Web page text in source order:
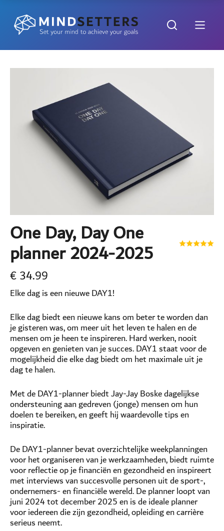
One Day, Day One
planner 2024-2025
€34.99
Elke dag is een nieuwe DAY1!
Elke dag biedt een nieuwe kans om beter te worden dan
je gisteren was, om meer uit het leven te halen en de
mensen om je heen te inspireren. Hard werken, nooit
opgeven en genieten van je succes. DAY1 staat voor de
mogelijkheid die elke dag biedt om het maximale uit je
dag te halen.
Met de DAY1-planner biedt Jay-Jay Boske dagelijkse
ondersteuning aan gedreven (jonge) mensen om hun
doelen te bereiken, en geeft hij waardevolle tips en
inspiratie.
De DAY1-planner bevat overzichtelijke weekplanningen
voor het organiseren van je werkzaamheden, biedt ruimte
voor reflectie op je financiën en gezondheid en inspireert
met interviews van succesvolle personen uit de sport-,
ondernemers- en financiële wereld. De planner loopt van
juni 2024 tot december 2025 en is de ideale planner
voor iedereen die zijn gezondheid, opleiding en carrière
serieus neemt.